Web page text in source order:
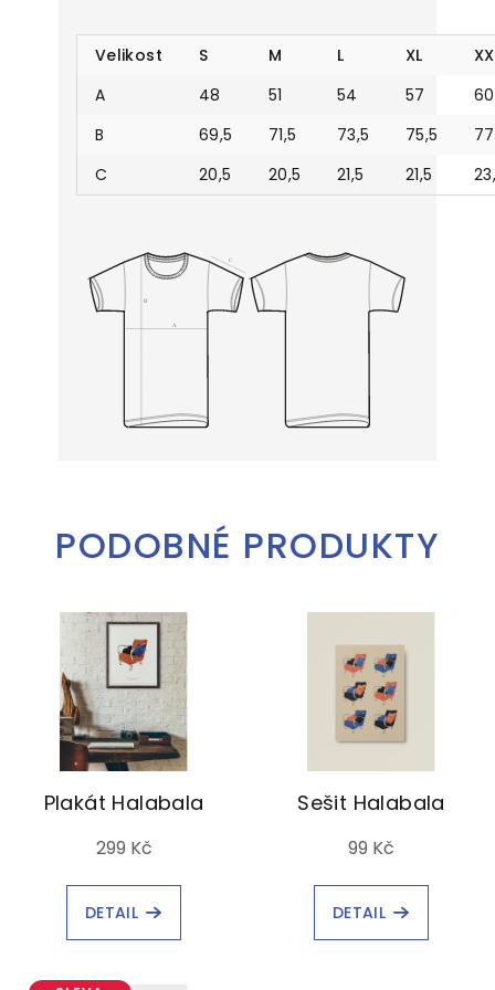
Velikost S M L XL
A
48 51 54 57
60
B
69,5 71,5 73,5 75,5
C
20,5 20,5 21,5 21,5
PODOBNÉ PRODUKTY
Plakát Halabala
299 Kč
DETAIL
Sešit Halabala
99 Kč
DETAIL